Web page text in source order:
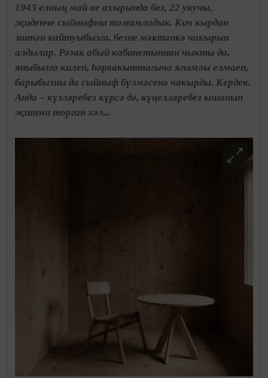
1943 елның май ае ахырында без, 22 укучы,
җиденче сыйныфны тәмамладык. Кич кырдан
эштән кайтуыбызга, безне мәктәпкә чакырып
алдылар. Рәзак абый кабинетыннан чыкты да,
яныбызга килеп, һәрвакыттагыча ягымлы елмаеп,
барыбызны да сыйныф бүлмәсенә чакырды. Кердек.
Анда – күзләребез күрсә дә, күңелләребез ышанып
җитми торган хәл...